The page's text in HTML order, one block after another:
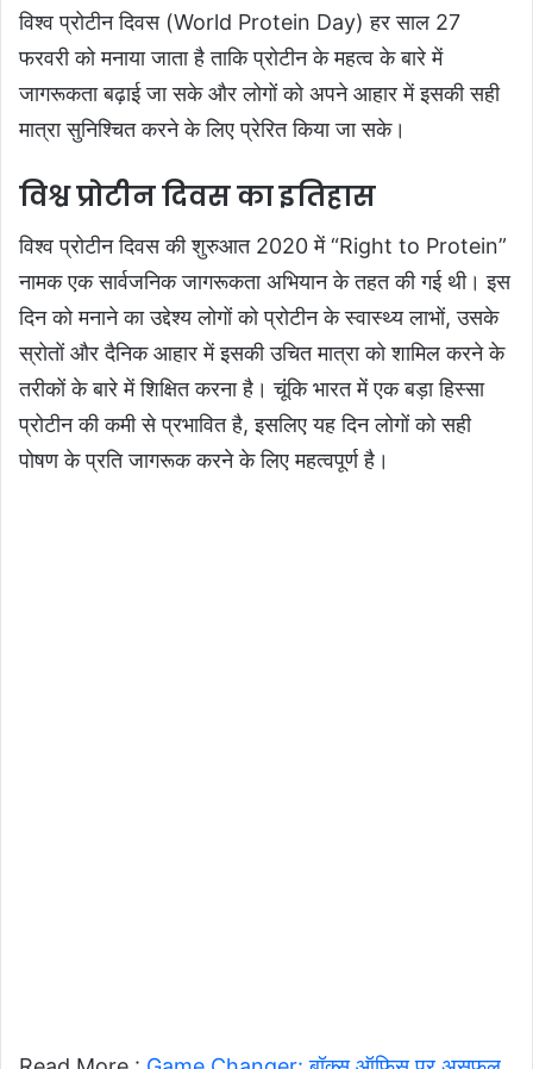
विश्व प्रोटीन दिवस (World Protein Day) हर साल 27
फरवरी को मनाया जाता है ताकि प्रोटीन के महत्व के बारे में
जागरूकता बढ़ाई जा सके और लोगों को अपने आहार में इसकी सही
मात्रा सुनिश्चित करने के लिए प्रेरित किया जा सके।
विश्व प्रोटीन दिवस का इतिहास
विश्व प्रोटीन दिवस की शुरुआत 2020 में “Right to Protein”
नामक एक सार्वजनिक जागरूकता अभियान के तहत की गई थी। इस
दिन को मनाने का उद्देश्य लोगों को प्रोटीन के स्वास्थ्य लाभों, उसके
स्रोतों और दैनिक आहार में इसकी उचित मात्रा को शामिल करने के
तरीकों के बारे में शिक्षित करना है। चूंकि भारत में एक बड़ा हिस्सा
प्रोटीन की कमी से प्रभावित है, इसलिए यह दिन लोगों को सही
पोषण के प्रति जागरूक करने के लिए महत्वपूर्ण है।